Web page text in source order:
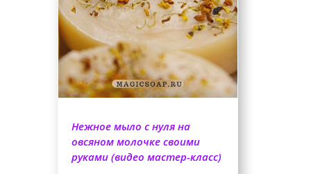
Нежное мыло с нуля на
овсяном молочке своими
руками (видео мастер-класс)